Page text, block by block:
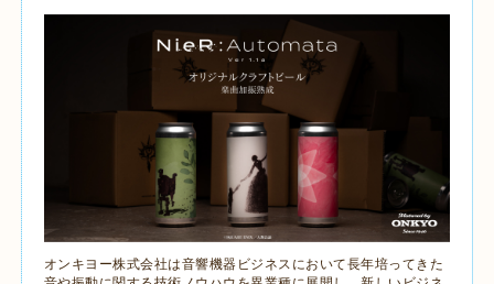
オンキヨー株式会社は音響機器ビジネスにおいて長年培ってきた